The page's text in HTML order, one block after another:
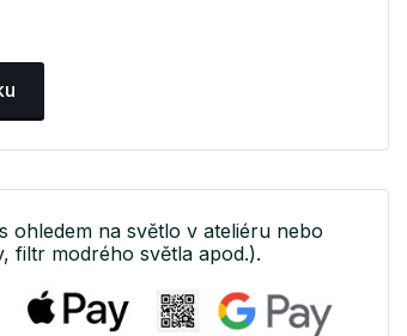
na světlo v ateliéru nebo
filtr modrého světla apod.).